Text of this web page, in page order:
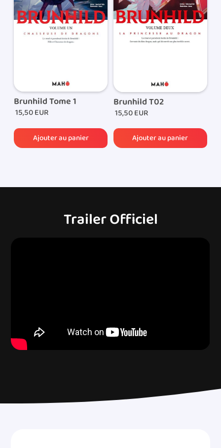
recevrez par e-mail le lien de suivi de colis qui vous
permettra de suivre l’acheminement de votre
commande.
Brunhild Tome 1
15,50 EUR
Brunhild T02
15,50 EUR
Trailer Officiel